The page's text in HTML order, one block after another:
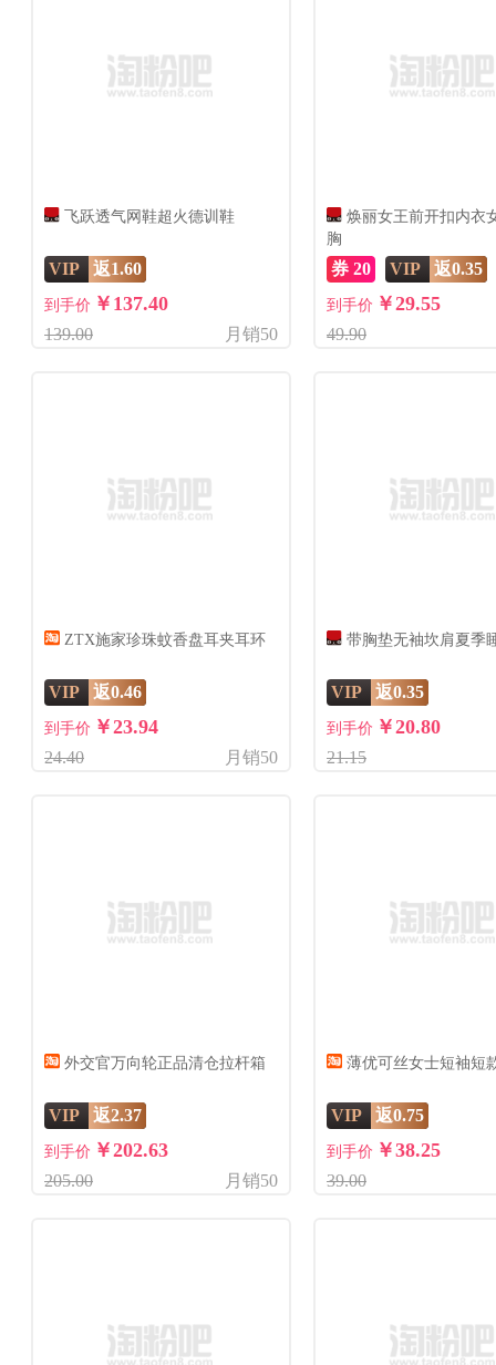
飞跃透气网鞋超火德训鞋
VIP 返1.60
到手价 ￥137.40
139.00 月销50
焕丽女王前开扣内衣
胸
券 20 VIP 返0.35
到手价 ￥29.55
49.90
ZTX施家珍珠蚊香盘耳夹耳环
VIP 返0.46
到手价 ￥23.94
24.40 月销50
带胸垫无袖坎肩夏季
VIP 返0.35
到手价 ￥20.80
21.15
外交官万向轮正品清仓拉杆箱
VIP 返2.37
到手价 ￥202.63
205.00 月销50
薄优可丝女士短袖短
VIP 返0.75
到手价 ￥38.25
39.00